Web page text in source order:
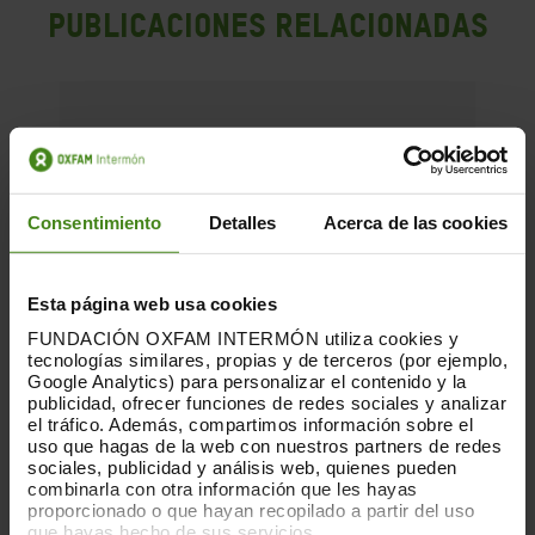
Consentimiento Detalles Acerca de las cookies
Esta página web usa cookies
FUNDACIÓN OXFAM INTERMÓN utiliza cookies y
tecnologías similares, propias y de terceros (por ejemplo,
Google Analytics) para personalizar el contenido y la
publicidad, ofrecer funciones de redes sociales y analizar
el tráfico. Además, compartimos información sobre el
uso que hagas de la web con nuestros partners de redes
sociales, publicidad y análisis web, quienes pueden
combinarla con otra información que les hayas
proporcionado o que hayan recopilado a partir del uso
PUBLICACIONES RELACIONADAS